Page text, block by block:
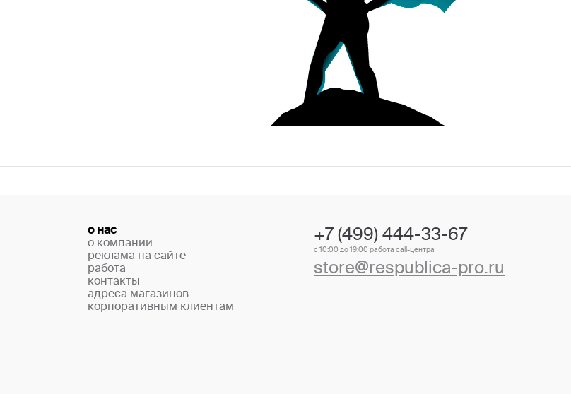
о нас
о компании
реклама на сайте
работа
контакты
адреса магазинов
корпоративным клиентам
+7 (499) 444-33-67
с 10:00 до 19:00 работа call-центра
store@respublica-pro.ru